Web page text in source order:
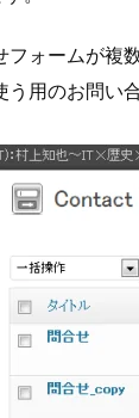
ォームが複
う用のお問い